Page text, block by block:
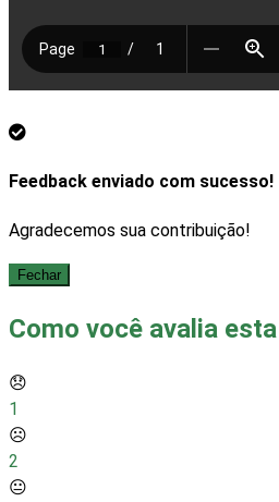
Feedback enviado com sucesso!
Agradecemos sua contribuição!
Fechar
Como você avalia
😞
1
☹️
2
😐